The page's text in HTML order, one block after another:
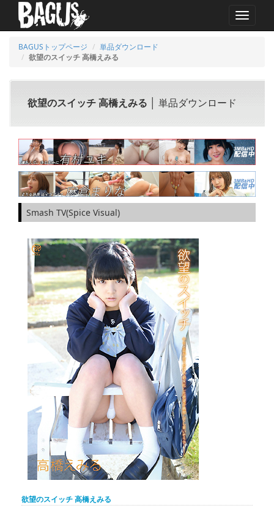
MENU
BAGUSトップページ
単品ダウンロード
欲望のスイッチ 高橋えみる
欲望のスイッチ 高橋えみる │ 単品ダウンロード
Smash TV(Spice Visual)
欲望のスイッチ 高橋えみる